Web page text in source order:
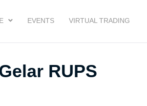
EVENTS VIRTUAL TRADING
RUPS